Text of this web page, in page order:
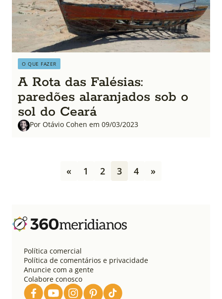
O QUE FAZER
A Rota das Falésias:
paredões alaranjados sob o
sol do Ceará
Por Otávio Cohen em 09/03/2023
a
ç
« 1 2 3 4 »
Política comercial
Política de comentários e privacidade
Anuncie com a gente
Colabore conosco